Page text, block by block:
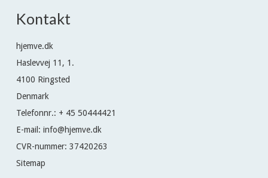
Kontakt
hjemve.dk
Haslevvej 11, 1.
4100 Ringsted
Denmark
Telefonnr.: + 45 50444421
E-mail: info@hjemve.dk
CVR-nummer: 37420263
Sitemap